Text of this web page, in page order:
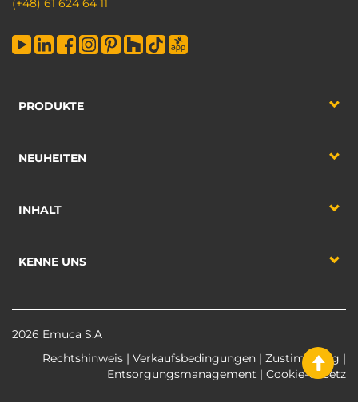
(+48) 61 624 64 11
PRODUKTE
NEUHEITEN
INHALT
KENNE UNS
2026 Emuca S.A
Rechtshinweis | Verkaufsbedingungen | Zustimmung |
Entsorgungsmanagement | Cookie-Gesetz